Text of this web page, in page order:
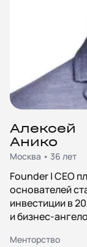
Алексей
Анико
Москва • 36 лет
Founder | CEO
основателей
инвестиции в
и бизнес-
Менторство